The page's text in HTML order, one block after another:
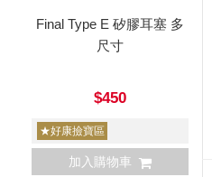
Final Type E 矽膠耳塞 多
尺寸
$450
★好康撿寶區
加入購物車